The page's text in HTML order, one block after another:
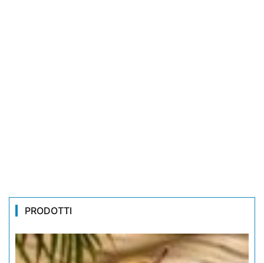
PRODOTTI